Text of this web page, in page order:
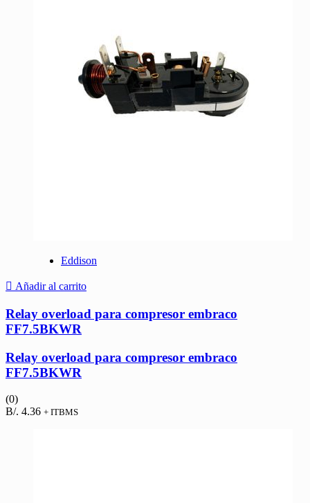
Eddison
Añadir al carrito
Relay overload para compresor embraco
FF7.5BKWR
Relay overload para compresor embraco
FF7.5BKWR
(0)
B/. 4.36 + ITBMS